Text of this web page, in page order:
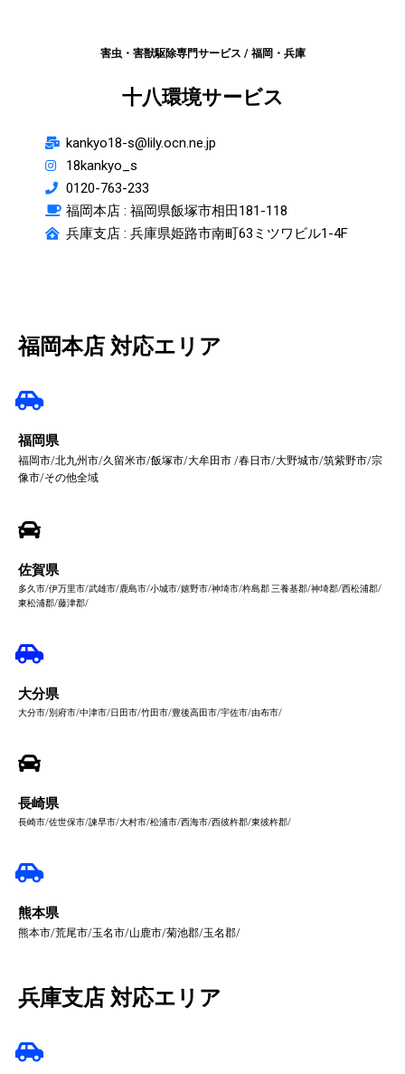
害虫・害獣駆除専門サービス / 福岡・兵庫
十八環境サービス
kankyo18-s@lily.ocn.ne.jp
18kankyo_s
0120-763-233
福岡本店 : 福岡県飯塚市相田181-118
兵庫支店 : 兵庫県姫路市南町63ミツワビル1-4F
福岡本店 対応エリア
福岡県
福岡市/北九州市/久留米市/飯塚市/大牟田市 /春日市/大野城市/筑紫野市/宗
像市/その他全域
佐賀県
多久市/伊万里市/武雄市/鹿島市/小城市/嬉野市/神埼市/杵島郡 三養基郡/神埼郡/西松浦郡/
東松浦郡/藤津郡/
大分県
大分市/別府市/中津市/日田市/竹田市/豊後高田市/宇佐市/由布市/
長崎県
長崎市/佐世保市/諫早市/大村市/松浦市/西海市/西彼杵郡/東彼杵郡/
熊本県
熊本市/荒尾市/玉名市/山鹿市/菊池郡/玉名郡/
兵庫支店 対応エリア